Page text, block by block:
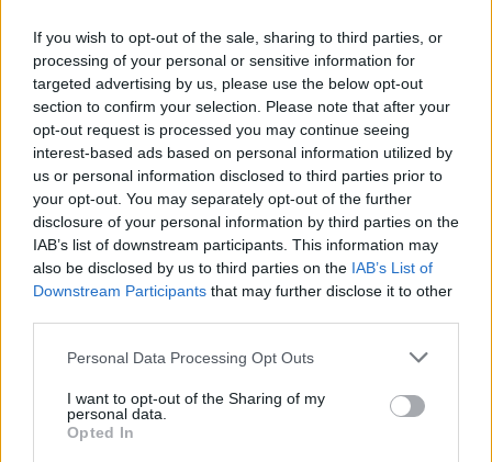
If you wish to opt-out of the sale, sharing to third parties, or
processing of your personal or sensitive information for
targeted advertising by us, please use the below opt-out
section to confirm your selection. Please note that after your
opt-out request is processed you may continue seeing
interest-based ads based on personal information utilized by
us or personal information disclosed to third parties prior to
your opt-out. You may separately opt-out of the further
disclosure of your personal information by third parties on the
IAB’s list of downstream participants. This information may
also be disclosed by us to third parties on the IAB’s List of
Downstream Participants that may further disclose it to other
Personal Data Processing Opt Outs
I want to opt-out of the Sharing of my
personal data.
Opted In
ΑΙΓΟΚΕΡΩΣ
Επιτέλους αρχίζετε και καταλήγετε
στο τι θέλετε να κάνετε στα
επαγγελματικά σας!
ΥΔΡΟΧΟΟΣ
Λίγη υπομονη, και τα πράγματα θα
πάνε καλύτερα, μιας και προμηνύεται
αύξηση εσόδων μέσα από μια νέα
συνεργασία!
ΙΧΘΕΙΣ